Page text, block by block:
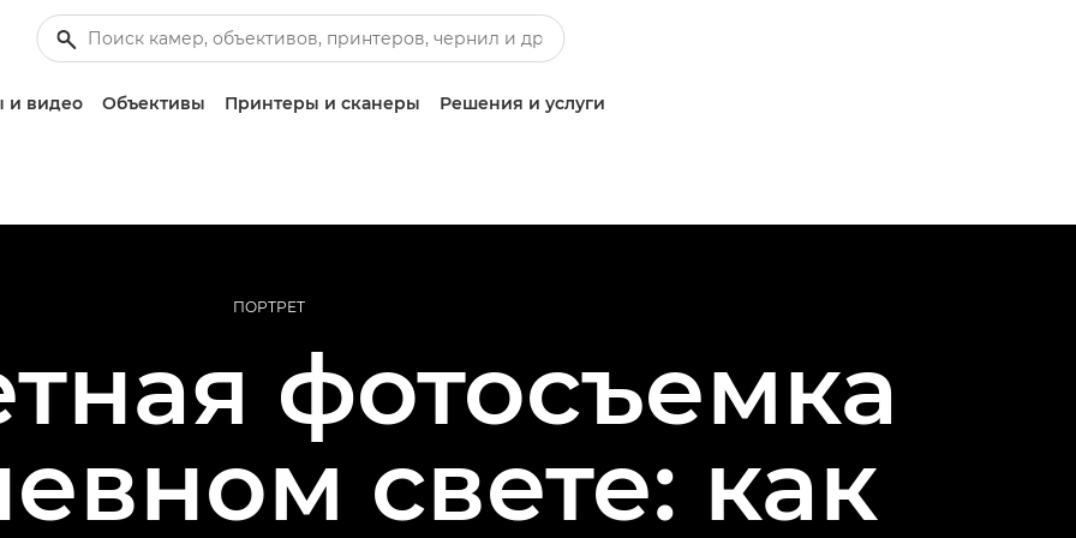
и видео Объективы Принтеры и сканеры Решения и услуги
ПОРТРЕТ
фотосъемка
свете: как